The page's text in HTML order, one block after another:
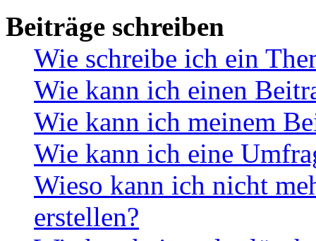
Beiträge schreiben
Wie schreibe ich ein
Wie kann ich einen
Wie kann ich meinem
Wie kann ich eine
Wieso kann ich nicht
erstellen?